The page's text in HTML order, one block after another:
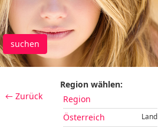
suchen
← Zurück
Region wählen:
Region
Land
Österreich